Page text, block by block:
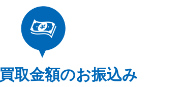
買取金額のお振込み